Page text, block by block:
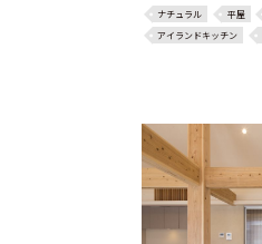
ナチュラル 平屋
アイランドキッチン